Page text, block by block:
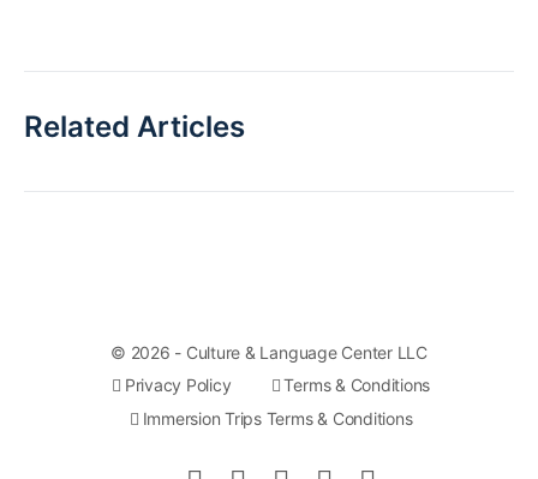
Related Articles
© 2026 - Culture & Language Center LLC
Privacy Policy
Terms & Conditions
Immersion Trips Terms & Conditions